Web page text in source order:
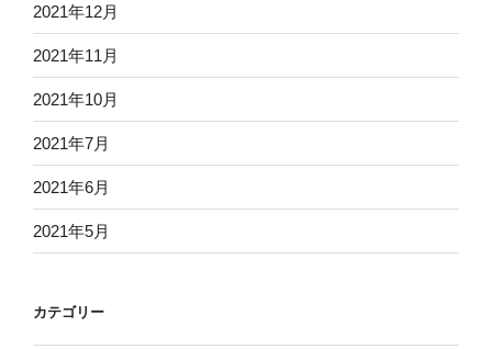
2021年12月
2021年11月
2021年10月
2021年7月
2021年6月
2021年5月
カテゴリー